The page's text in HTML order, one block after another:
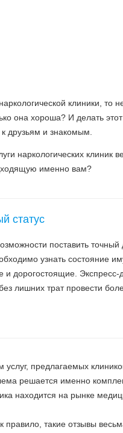
клиники, то
она хороша? И делать
друзьям и знакомым.
наркологических клиник
именно вам?
статус
поставить
узнать состояние
и дорогостоящие. Экспресс-
лишних трат провести
предлагаемых
решается именно
находится на рынке
правило, такие отзывы